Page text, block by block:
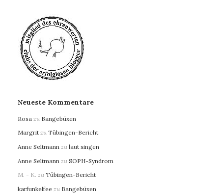
Neueste Kommentare
Rosa zu Bangebüxen
Margrit zu Tübingen-Bericht
Anne Seltmann zu laut singen
Anne Seltmann zu SOPH-Syndrom
M. - K. zu Tübingen-Bericht
karfunkelfee zu Bangebüxen